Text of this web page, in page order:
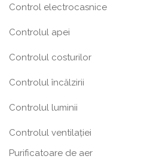
Control electrocasnice
Controlul apei
Controlul costurilor
Controlul încălzirii
Controlul luminii
Controlul ventilației
Purificatoare de aer